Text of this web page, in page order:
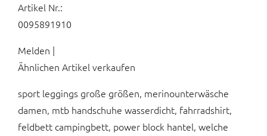
Artikel Nr.:
0095891910
Melden |
Ähnlichen Artikel verkaufen
sport leggings große größen, merinounterwäsche
damen, mtb handschuhe wasserdicht, fahrradshirt,
feldbett campingbett, power block hantel, welche